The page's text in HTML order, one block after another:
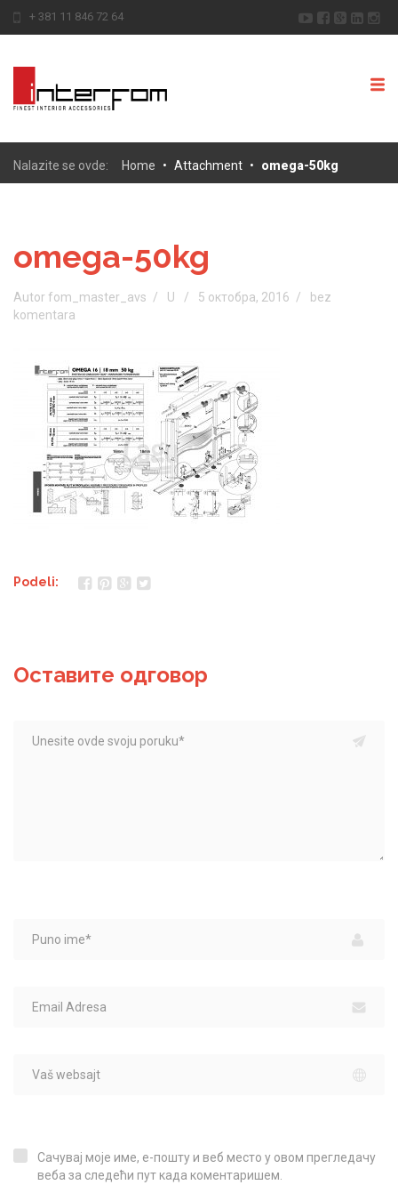
+ 381 11 846 72 64
Nalazite se ovde: Home • Attachment • omega-50kg
omega-50kg
Autor fom_master_avs U 5 октобра, 2016
bez
komentara
Podeli:
Оставите одговор
Сачувај моје име, е-пошту и веб место у овом прегледачу веба за следећи пут када коментаришем.
Сачувај моје име, е-пошту и веб место у овом прегледачу
веба за следећи пут када коментаришем.